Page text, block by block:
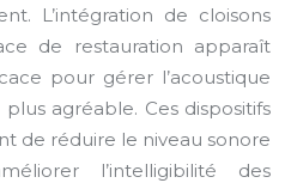
L’intégration de cloisons
de restauration apparaît
pour gérer l’acoustique
agréable. Ces dispositifs
de réduire le niveau sonore
l’intelligibilité des